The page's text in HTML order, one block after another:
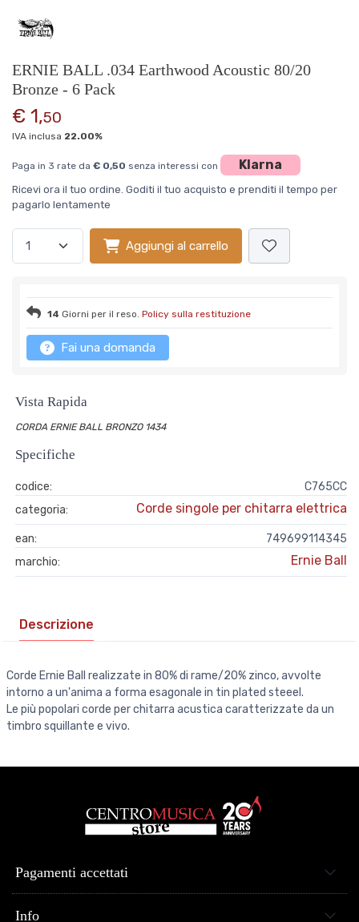
ERNIE BALL .034 Earthwood Acoustic 80/20
Bronze - 6 Pack
€ 1,50
IVA inclusa 22.00%
Paga in 3 rate da € 0,50 senza interessi con Klarna
Ricevi ora il tuo ordine. Goditi il tuo acquisto e prenditi il tempo per
pagarlo lentamente
Aggiungi al carrello
14 Giorni per il reso. Policy sulla restituzione
Fai una domanda
Vista Rapida
CORDA ERNIE BALL BRONZO 1434
Specifiche
codice:
C765CC
categoria:
Corde singole per chitarra elettrica
ean:
749699114345
marchio:
Ernie Ball
Descrizione
Corde Ernie Ball realizzate in 80% di rame/20% zinco, avvolte
intorno a un'anima a forma esagonale in tin plated steeel.
Le più popolari corde per chitarra acustica caratterizzate da un
timbro squillante e vivo.
Pagamenti accettati
Info